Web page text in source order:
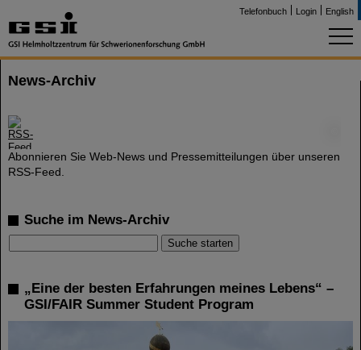
Telefonbuch Login English
News-Archiv
Abonnieren Sie Web-News und Pressemitteilungen über unseren
RSS-Feed.
Suche im News-Archiv
„Eine der besten Erfahrungen meines Lebens“ –
GSI/FAIR Summer Student Program